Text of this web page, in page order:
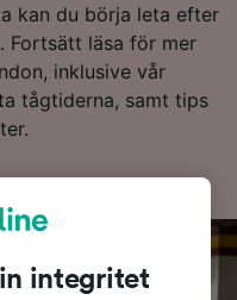
kan du börja leta efter
Fortsätt läsa för mer
inklusive vår
tågtiderna, samt tips
integritet